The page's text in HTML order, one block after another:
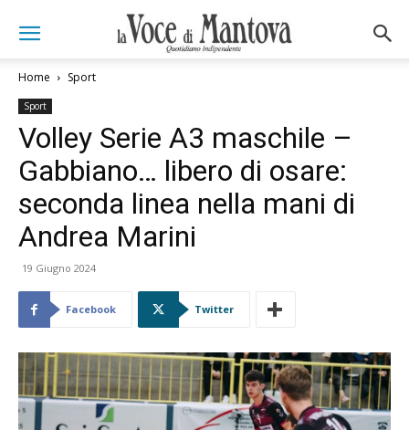
Home Sport
Sport
Volley Serie A3 maschile –
Gabbiano… libero di osare:
seconda linea nella mani di
Andrea Marini
19 Giugno 2024
Facebook Twitter